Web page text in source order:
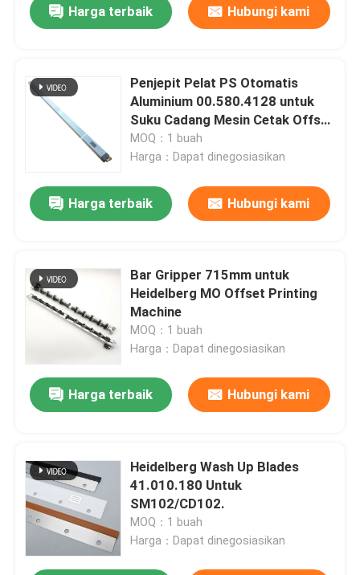
Harga terbaik Hubungi kami
Penjepit Pelat PS Otomatis
Aluminium 00.580.4128 untuk
Suku Cadang Mesin Cetak Offset
SM74 PM74
MOQ：1 buah
Harga：Dapat dinegosiasikan
Harga terbaik Hubungi kami
Bar Gripper 715mm untuk
Heidelberg MO Offset Printing
Machine
MOQ：1 buah
Harga：Dapat dinegosiasikan
Harga terbaik Hubungi kami
Heidelberg Wash Up Blades
41.010.180 Untuk
SM102/CD102.
MOQ：1 buah
Harga：Dapat dinegosiasikan